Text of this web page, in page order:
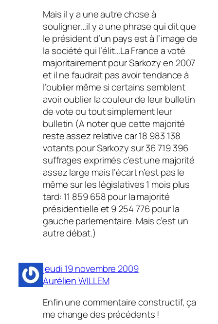
Mais il y a une autre chose à
souligner…il y a une phrase qui dit que
le président d’un pays est à l’image de
la société qui l’élit…La France a voté
majoritairement pour Sarkozy en 2007
et il ne faudrait pas avoir tendance à
l’oublier même si certains semblent
avoir oublier la couleur de leur bulletin
de vote ou tout simplement leur
bulletin (A noter que cette majorité
reste assez relative car 18 983 138
votants pour Sarkozy sur 36 719 396
suffrages exprimés c’est une majorité
assez large mais l’écart n’est pas le
même sur les législatives 1 mois plus
tard: 11 859 658 pour la majorité
présidentielle et 9 254 776 pour la
gauche parlementaire. Mais c’est un
autre débat.)
jeudi 19 novembre 2009
Aurélien WILLEM
Enfin une commentaire constructif, ça
me change des précédents !